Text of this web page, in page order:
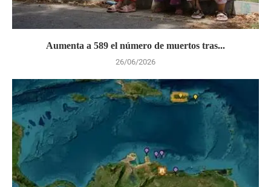
Aumenta a 589 el número de muertos tras...
26/06/2026